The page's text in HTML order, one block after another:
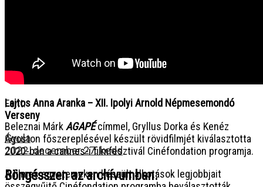
Fent:
Beleznai MárkAGAPÉcímmel, Gryllus Dorka és Kenéz
Ágoston főszereplésével készült rövidfilmjét kiválasztotta
2020-ban a cannes-i filmfesztivál Cinéfondation programja.
A filmes egyetemeken készült alkotások legjobbjait
NEXT
Lajtos Anna Aranka – XII. Ipolyi Arnold Népmesemondó
Verseny
Gyula
2022. december 27. kedd
Böngésszen az archívumban: